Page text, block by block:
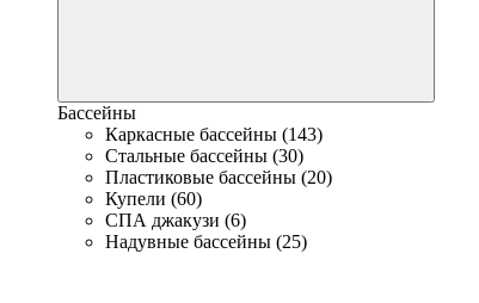
Бассейны
Каркасные бассейны (143)
Стальные бассейны (30)
Пластиковые бассейны (20)
Купели (60)
СПА джакузи (6)
Надувные бассейны (25)